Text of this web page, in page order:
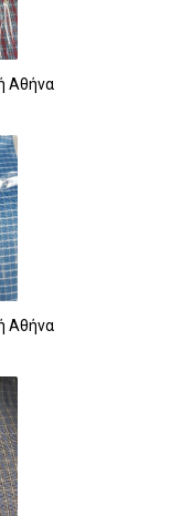
Αθήνα
Αθήνα